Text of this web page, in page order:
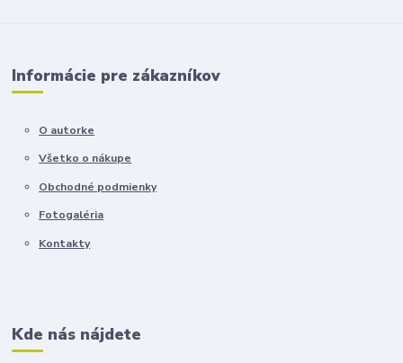
Informácie pre zákazníkov
O autorke
Všetko o nákupe
Obchodné podmienky
Fotogaléria
Kontakty
Kde nás nájdete